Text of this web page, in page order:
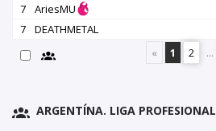
7
AriesMU
7
DEATHMETAL
«
1 2 ...
ARGENTÍNA. LIGA PROFESIONAL